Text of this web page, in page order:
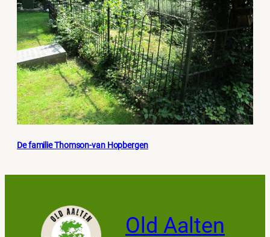
De familie Thomson-van Hopbergen
Old Aalten